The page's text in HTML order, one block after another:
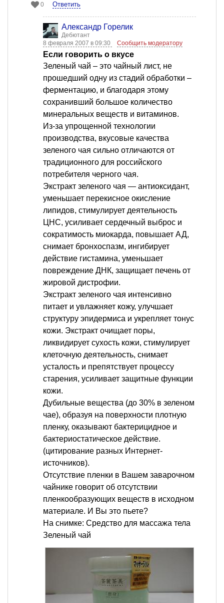
0 Ответить
Александр Горелик
Дебютант
8 февраля 2007 в 09:30
Сообщить модератору
Если говорить о вкусе
Зеленый чай – это чайный лист, не
прошедший одну из стадий обработки –
ферментацию, и благодаря этому
сохранивший большое количество
минеральных веществ и витаминов.
Из-за упрощенной технологии
производства, вкусовые качества
зеленого чая сильно отличаются от
традиционного для российского
потребителя черного чая.
Экстракт зеленого чая — антиоксидант,
уменьшает перекисное окисление
липидов, стимулирует деятельность
ЦНС, усиливает сердечный выброс и
сократимость миокарда, повышает АД,
снимает бронхоспазм, ингибирует
действие гистамина, уменьшает
повреждение ДНК, защищает печень от
жировой дистрофии.
Экстракт зеленого чая интенсивно
питает и увлажняет кожу, улучшает
структуру эпидермиса и укрепляет тонус
кожи. Экстракт очищает поры,
ликвидирует сухость кожи, стимулирует
клеточную деятельность, снимает
усталость и препятствует процессу
старения, усиливает защитные функции
кожи.
Дубильные вещества (до 30% в зеленом
чае), образуя на поверхности плотную
пленку, оказывают бактерицидное и
бактериостатическое действие.
(цитирование разных Интернет-
источников).
Отсутствие пленки в Вашем заварочном
чайнике говорит об отсутствии
пленкообразующих веществ в исходном
материале. И Вы это пьете?
На снимке: Средство для массажа тела
Зеленый чай